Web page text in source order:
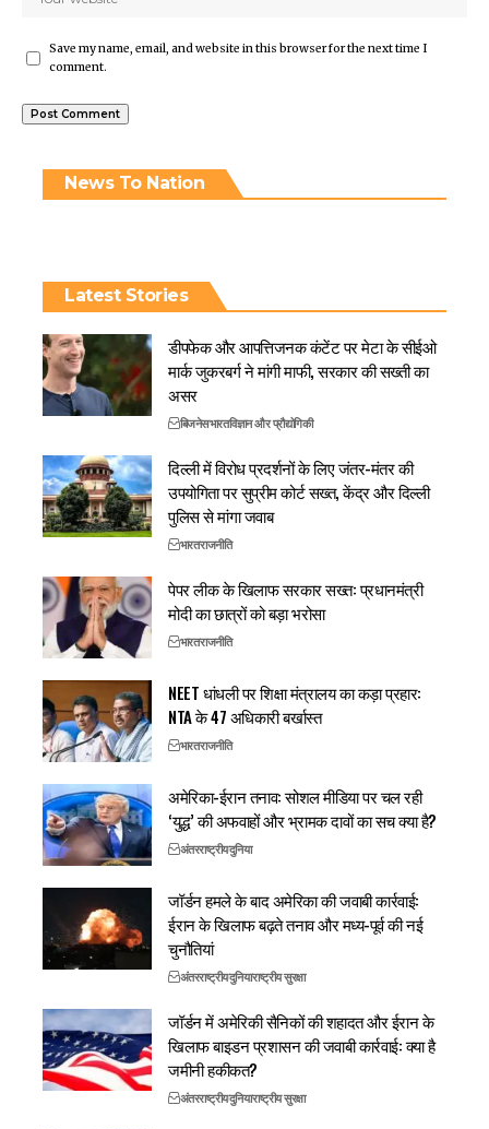
Save my name, email, and website in this browser for the next time I
comment.
News To Nation
Latest Stories
डीपफेक और आपत्तिजनक कंटेंट पर मेटा के सीईओ
मार्क जुकरबर्ग ने मांगी माफी, सरकार की सख्ती का
असर
बिजनेसभारतविज्ञान और प्रौद्योगिकी
दिल्ली में विरोध प्रदर्शनों के लिए जंतर-मंतर की
उपयोगिता पर सुप्रीम कोर्ट सख्त, केंद्र और दिल्ली
पुलिस से मांगा जवाब
भारतराजनीति
पेपर लीक के खिलाफ सरकार सख्त: प्रधानमंत्री
मोदी का छात्रों को बड़ा भरोसा
भारतराजनीति
NEET धांधली पर शिक्षा मंत्रालय का कड़ा प्रहार:
NTA के 47 अधिकारी बर्खास्त
भारतराजनीति
अमेरिका-ईरान तनाव: सोशल मीडिया पर चल रही
‘युद्ध’ की अफवाहों और भ्रामक दावों का सच क्या है?
अंतरराष्ट्रीयदुनिया
जॉर्डन हमले के बाद अमेरिका की जवाबी कार्रवाई:
ईरान के खिलाफ बढ़ते तनाव और मध्य-पूर्व की नई
चुनौतियां
अंतरराष्ट्रीयदुनियाराष्ट्रीय सुरक्षा
जॉर्डन में अमेरिकी सैनिकों की शहादत और ईरान के
खिलाफ बाइडन प्रशासन की जवाबी कार्रवाई: क्या है
जमीनी हकीकत?
अंतरराष्ट्रीयदुनियाराष्ट्रीय सुरक्षा